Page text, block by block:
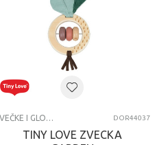
ZVEČKE I GLODALICE DOR44037
TINY LOVE ZVECKA